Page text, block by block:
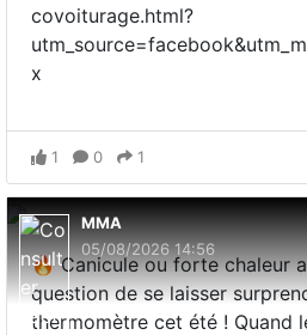
covoiturage.html?
x
1 0 1
MMA
05/08/2026 14:56
🔥 Canicule ou forte chaleur
question de se laisser
thermomètre cet été ! Quand